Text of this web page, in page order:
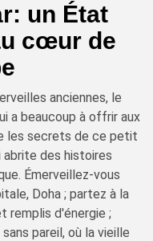
un État
cœur de
anciennes, le
a beaucoup à offrir aux
les secrets de ce petit
abrite des histoires
Émerveillez-vous
Doha ; partez à la
remplis d'énergie ;
pareil, où la vieille